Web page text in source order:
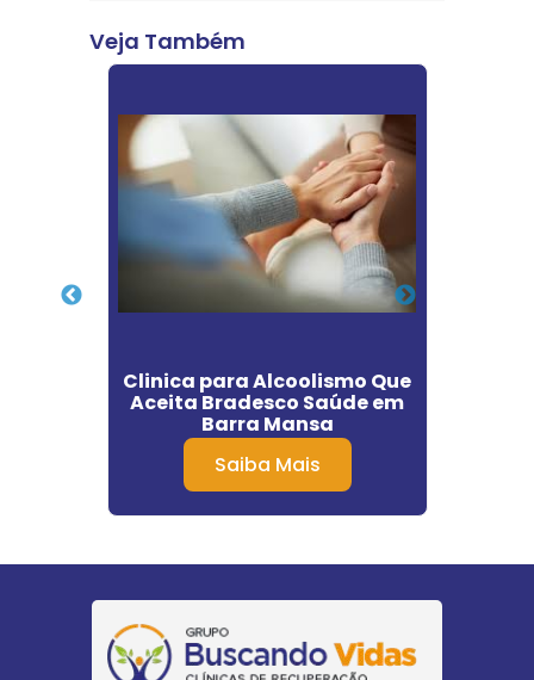
Veja Também
Clinica para Alcoolismo Que
Aceita Bradesco Saúde em
Barra Mansa
Saiba Mais